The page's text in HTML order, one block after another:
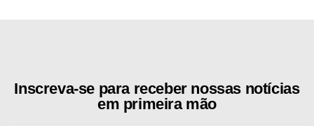
Inscreva-se para receber nossas notícias
em primeira mão